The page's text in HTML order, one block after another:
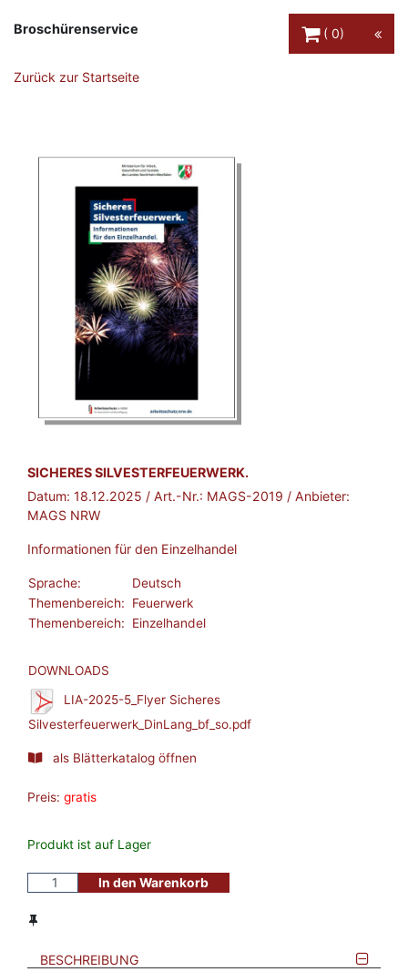
Broschürenservice
0
Zurück zur Startseite
BROSCHÜRE:
SICHERES SILVESTERFEUERWERK.
Datum: 18.12.2025 / Art.-Nr.: MAGS-2019 / Anbieter:
MAGS NRW
Informationen für den Einzelhandel
Sprache:
Deutsch
Themenbereich:
Feuerwerk
Themenbereich:
Einzelhandel
DOWNLOADS
LIA-2025-5_Flyer Sicheres
Silvesterfeuerwerk_DinLang_bf_so.pdf
als Blätterkatalog öffnen
Preis: gratis
Produkt ist auf Lager
In den Warenkorb
BESCHREIBUNG